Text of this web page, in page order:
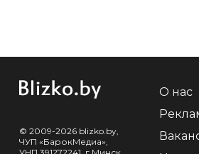
© 2009-2026 blizko.by,
ЧУП «БарокМедиа»,
УНП 391272241, г.Минск
О нас